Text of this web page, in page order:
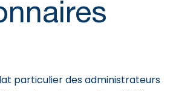
particulier des administrateurs